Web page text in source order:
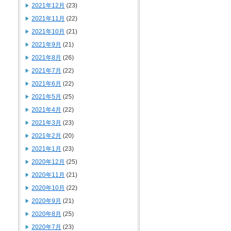
2021年12月 (23)
2021年11月 (22)
2021年10月 (21)
2021年9月 (21)
2021年8月 (26)
2021年7月 (22)
2021年6月 (22)
2021年5月 (25)
2021年4月 (22)
2021年3月 (23)
2021年2月 (20)
2021年1月 (23)
2020年12月 (25)
2020年11月 (21)
2020年10月 (22)
2020年9月 (21)
2020年8月 (25)
2020年7月 (23)